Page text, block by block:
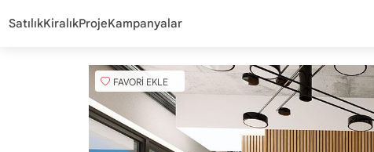
SatılıkKiralıkProjeKampanyalar
FAVORİ EKLE